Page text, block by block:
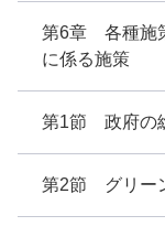
第6章 各種施
に係る施策
第1節 政府の
第2節 グリー